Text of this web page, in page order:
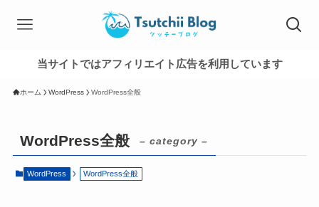
当サイトではアフィリエイト広告を利用しています
ホーム WordPress WordPress全般
WordPress全般 – category –
WordPress WordPress全般